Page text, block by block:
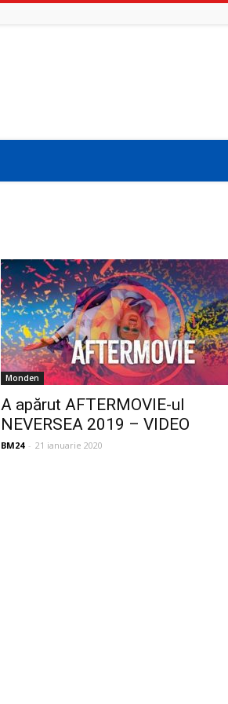
Monden
A apărut AFTERMOVIE-ul
NEVERSEA 2019 – VIDEO
BM24 - 21 ianuarie 2020